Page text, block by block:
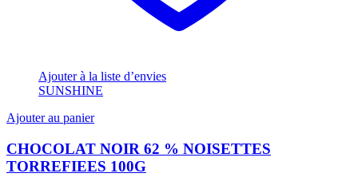
Ajouter à la liste d’envies
SUNSHINE
Ajouter au panier
CHOCOLAT NOIR 62 % NOISETTES
TORREFIEES 100G